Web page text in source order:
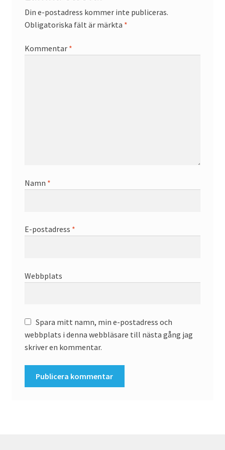
Din e-postadress kommer inte publiceras.
Obligatoriska fält är märkta *
Kommentar *
Namn *
E-postadress *
Webbplats
Spara mitt namn, min e-postadress och
webbplats i denna webbläsare till nästa gång jag
skriver en kommentar.